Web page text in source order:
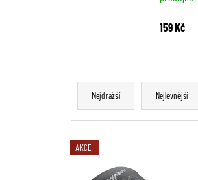
159 Kč
Ř
a
z
e
Nejdražší Nejlevnější
VAKCE